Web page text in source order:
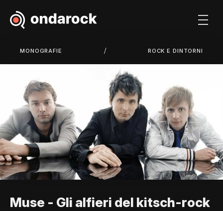
MONOGRAFIE / ROCK E DINTORNI
Muse - Gli alfieri del kitsch-rock